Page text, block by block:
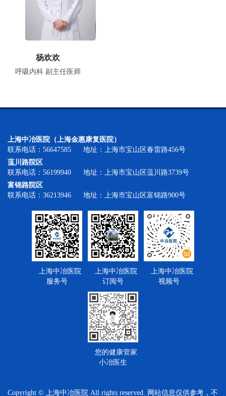
杨欢欢
呼吸内科 副主任医师
上海中冶医院（上海金惠康复医院）
联系电话：56647585 地址：上海市宝山区春雷路456号
蕰川路院区
联系电话：56199940 地址：上海市宝山区蕰川路3739号
富锦路院区
联系电话：36213946 地址：上海市宝山区富锦路900号
上海中冶医院
服务号
上海中冶医院
订阅号
上海中冶医院
视频号
您的健康管家
小冶医生
Copyright © 上海中冶医院 All rights reserved. 网站信息仅供参考，不